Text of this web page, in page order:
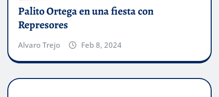
Palito Ortega en una fiesta con
Represores
Alvaro Trejo Feb 8, 2024